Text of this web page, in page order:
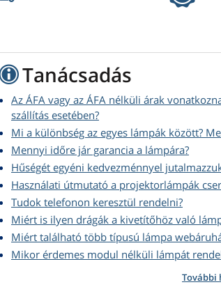
Tanácsadás
Az ÁFA vagy az ÁFA nélküli árak
szállítás esetében?
Mi a különbség az egyes lámpák között?
Mennyi időre jár garancia a lámpára?
Hűségét egyéni kedvezménnyel
Használati útmutató a projektorlámpák
Tudok telefonon keresztül rendelni?
Miért is ilyen drágák a kivetítőhöz való
Miért található több típusú lámpa
Mikor érdemes modul nélküli lámpát
További